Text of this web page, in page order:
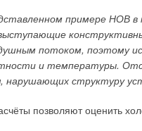
примере НОВ в
потоком, поэтому
и температуры.
нарушающих структуру
позволяют оценить